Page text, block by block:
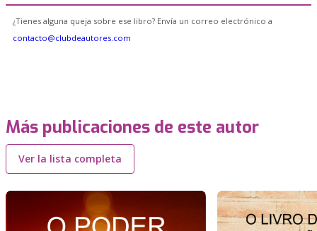
¿Tienes alguna queja sobre ese libro? Envía un correo electrónico a
contacto@clubdeautores.com
Más publicaciones de este autor
Ver la lista completa